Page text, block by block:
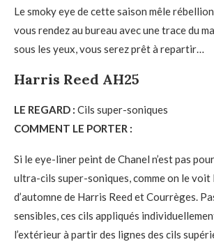
Le smoky eye de cette saison mêle
vous rendez au bureau avec une trace du
sous les yeux, vous serez prêt à repartir…
Harris Reed AH25
LE REGARD : Cils super-soniques
COMMENT LE PORTER :
Si le eye-liner peint de Chanel n’est pas
ultra-cils super-soniques, comme on le voit
d’automne de Harris Reed et Courrèges.
sensibles, ces cils appliqués
l’extérieur à partir des lignes des cils